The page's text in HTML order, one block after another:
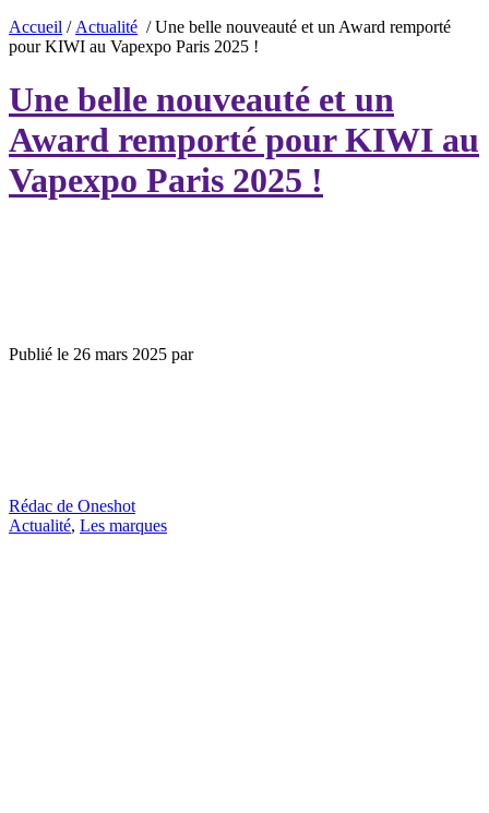
Accueil / Actualité /Une belle nouveauté et un Award remporté
pour KIWI au Vapexpo Paris 2025 !
Une belle nouveauté et un
Award remporté pour KIWI au
Vapexpo Paris 2025 !
Publié le 26 mars 2025 par
Rédac de Oneshot
Actualité, Les marques